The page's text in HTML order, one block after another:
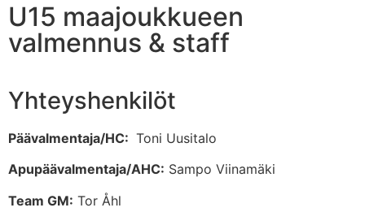
U15 maajoukkueen
valmennus & staff
Yhteyshenkilöt
Päävalmentaja/HC: Toni Uusitalo
Apupäävalmentaja/AHC: Sampo Viinamäki
Team GM: Tor Åhl